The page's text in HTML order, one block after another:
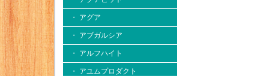
・ アグア
・ アブガルシア
・ アルフハイト
・ アユムプロダクト